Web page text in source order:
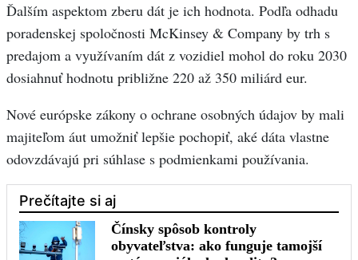
Ďalším aspektom zberu dát je ich hodnota. Podľa odhadu
poradenskej spoločnosti McKinsey & Company by trh s
predajom a využívaním dát z vozidiel mohol do roku 2030
dosiahnuť hodnotu približne 220 až 350 miliárd eur.
Nové európske zákony o ochrane osobných údajov by mali
majiteľom áut umožniť lepšie pochopiť, aké dáta vlastne
odovzdávajú pri súhlase s podmienkami používania.